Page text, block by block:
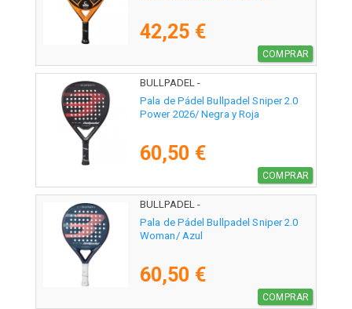
42,25 €
COMPRAR
BULLPADEL -
Pala de Pádel Bullpadel Sniper 2.0
Power 2026/ Negra y Roja
60,50 €
COMPRAR
BULLPADEL -
Pala de Pádel Bullpadel Sniper 2.0
Woman/ Azul
60,50 €
COMPRAR